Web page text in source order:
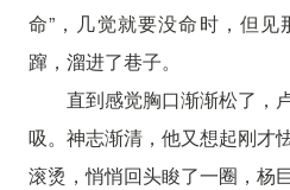
命”，几觉就要没命时，但
蹿，溜进了巷子。
直到感觉胸口渐渐松了，
吸。神志渐清，他又想起刚才
滚烫，悄悄回头睃了一圈，杨